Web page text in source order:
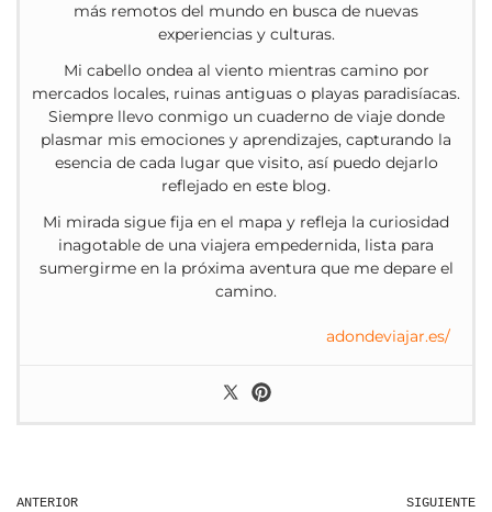
más remotos del mundo en busca de nuevas
experiencias y culturas.
Mi cabello ondea al viento mientras camino por
mercados locales, ruinas antiguas o playas paradisíacas.
Siempre llevo conmigo un cuaderno de viaje donde
plasmar mis emociones y aprendizajes, capturando la
esencia de cada lugar que visito, así puedo dejarlo
reflejado en este blog.
Mi mirada sigue fija en el mapa y refleja la curiosidad
inagotable de una viajera empedernida, lista para
sumergirme en la próxima aventura que me depare el
camino.
adondeviajar.es/
ANTERIOR SIGUIENTE